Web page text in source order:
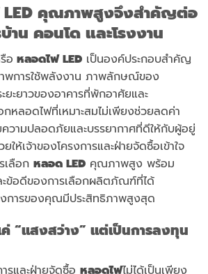
LED คุณภาพสูงจึงสำคัญต่อ
าน คอนโด และโรงงาน
อ หลอดไฟLED เป็นองค์ประกอบสำคัญ
พการใช้พลังงาน ภาพลักษณ์ของ
ยะยาวของอาคารที่พักอาศัยและ
หลอดไฟที่เหมาะสมไม่เพียงช่วยลดค่า
วามปลอดภัยและบรรยากาศที่ดีให้กับผู้อยู่
ให้เจ้าของโครงการและฝ่ายจัดซื้อเข้าใจ
เลือก หลอด LED คุณภาพสูง พร้อม
ข้อดีของการเลือกผลิตภัณฑ์ที่ได้
งการของคุณมีประสิทธิภาพสูงสุด
“แสงสว่าง” แต่เป็นการลงทุน
รและฝ่ายจัดซื้อ หลอดไฟไม่ได้เป็นเพียง